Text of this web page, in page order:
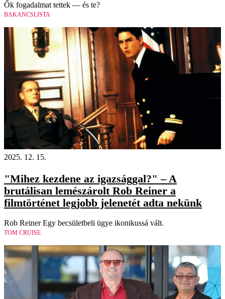
Ők fogadalmat tettek — és te?
BAKANCSLISTA
Videó
2025. 12. 15.
"Mihez kezdene az igazsággal?" – A
brutálisan lemészárolt Rob Reiner a
filmtörténet legjobb jelenetét adta nekünk
Rob Reiner Egy becsületbeli ügye ikonikussá vált.
TOM CRUISE